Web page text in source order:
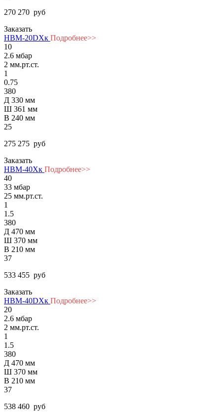
270 270 руб
Заказать
НВМ-20DХк Подробнее>>
10
2.6 мбар
2 мм.рт.ст.
1
0.75
380
Д 330 мм
Ш 361 мм
В 240 мм
25
275 275 руб
Заказать
НВМ-40Хк Подробнее>>
40
33 мбар
25 мм.рт.ст.
1
1.5
380
Д 470 мм
Ш 370 мм
В 210 мм
37
533 455 руб
Заказать
НВМ-40DХк Подробнее>>
20
2.6 мбар
2 мм.рт.ст.
1
1.5
380
Д 470 мм
Ш 370 мм
В 210 мм
37
538 460 руб